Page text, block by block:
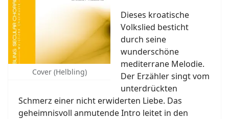
Cover (Helbling)
Dieses kroatische
Volkslied besticht
durch seine
wunderschöne
mediterrane Melodie.
Der Erzähler singt vom
unterdrückten
Schmerz einer nicht erwiderten Liebe. Das
geheimnisvoll anmutende Intro leitet in den